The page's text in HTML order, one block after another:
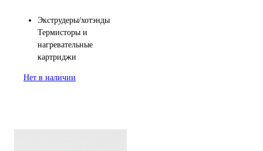
Экструдеры/хотэнды
Термисторы и
нагревательные
картриджи
Нет в наличии